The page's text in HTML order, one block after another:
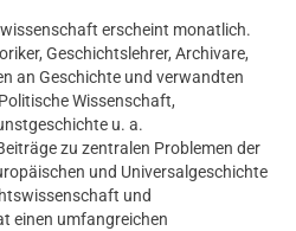
erscheint monatlich.
Geschichtslehrer, Archivare,
an Geschichte und verwandten
Wissenschaft,
u. a.
zu zentralen Problemen der
und Universalgeschichte
und
einen umfangreichen